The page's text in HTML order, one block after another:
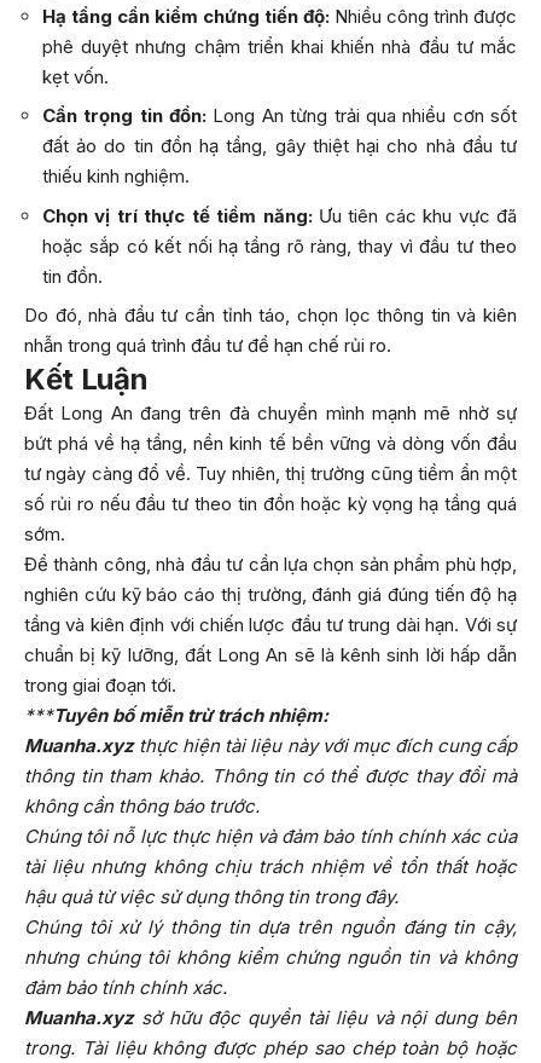
Hạ tầng cần kiểm chứng tiến độ: Nhiều công trình được
phê duyệt nhưng chậm triển khai khiến nhà đầu tư mắc
kẹt vốn.
Cẩn trọng tin đồn: Long An từng trải qua nhiều cơn sốt
đất ảo do tin đồn hạ tầng, gây thiệt hại cho nhà đầu tư
thiếu kinh nghiệm.
Chọn vị trí thực tế tiềm năng: Ưu tiên các khu vực đã
hoặc sắp có kết nối hạ tầng rõ ràng, thay vì đầu tư theo
tin đồn.
Do đó, nhà đầu tư cần tỉnh táo, chọn lọc thông tin và kiên
nhẫn trong quá trình đầu tư để hạn chế rủi ro.
Kết Luận
Đất Long An đang trên đà chuyển mình mạnh mẽ nhờ sự
bứt phá về hạ tầng, nền kinh tế bền vững và dòng vốn đầu
tư ngày càng đổ về. Tuy nhiên, thị trường cũng tiềm ẩn một
số rủi ro nếu đầu tư theo tin đồn hoặc kỳ vọng hạ tầng quá
sớm.
Để thành công, nhà đầu tư cần lựa chọn sản phẩm phù hợp,
nghiên cứu kỹ báo cáo thị trường, đánh giá đúng tiến độ hạ
tầng và kiên định với chiến lược đầu tư trung dài hạn. Với sự
chuẩn bị kỹ lưỡng, đất Long An sẽ là kênh sinh lời hấp dẫn
trong giai đoạn tới.
***Tuyên bố miễn trừ trách nhiệm:
Muanha.xyzthực hiện tài liệu này với mục đích cung cấp
thông tin tham khảo. Thông tin có thể được thay đổi mà
không cần thông báo trước.
Chúng tôi nỗ lực thực hiện và đảm bảo tính chính xác của
tài liệu nhưng không chịu trách nhiệm về tổn thất hoặc
hậu quả từ việc sử dụng thông tin trong đây.
Chúng tôi xử lý thông tin dựa trên nguồn đáng tin cậy,
nhưng chúng tôi không kiểm chứng nguồn tin và không
đảm bảo tính chính xác.
Muanha.xyzsở hữu độc quyền tài liệu và nội dung bên
trong. Tài liệu không được phép sao chép toàn bộ hoặc